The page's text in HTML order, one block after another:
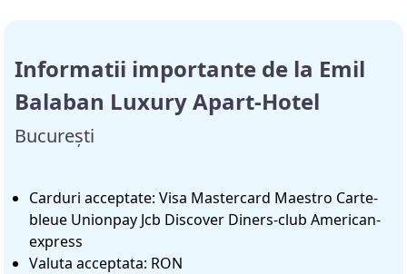
Informatii importante de la Emil
Balaban Luxury Apart-Hotel
București
Carduri acceptate: Visa Mastercard Maestro Carte-
bleue Unionpay Jcb Discover Diners-club American-
express
Valuta acceptata: RON